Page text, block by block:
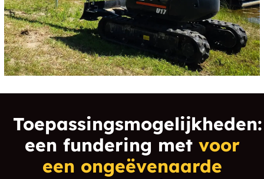
Thunder Bay District
Thunder Bay
Townships
Thunder Bay
Municipality
Toimela
Upsala Vermillion Bay
Toepassingsmogelijkheden:
een fundering met voor
een ongeëvenaarde